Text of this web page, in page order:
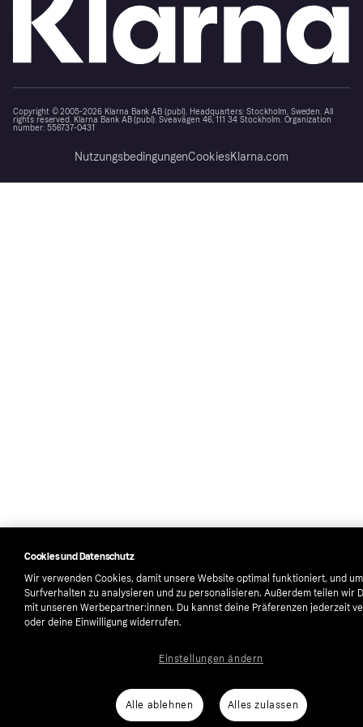
Copyright © 2005-2026 Klarna Bank AB (publ). Headquarters: Stockholm, Sweden. All
rights reserved. Klarna Bank AB (publ). Sveavägen 46, 111 34 Stockholm. Organization
number: 556737-0431
NutzungsbedingungenCookiesKlarna.com
Cookies und Datenschutz
Wir verwenden Cookies, damit unsere Website optimal funktioniert, und
Surfverhalten zu analysieren und zu personalisieren. Außerdem teilen wir
mit unseren Werbepartner:innen. Du kannst deine Präferenzen jederzeit
oder deine Einwilligung widerrufen.
Alle ablehnen Alles zulassen
Einstellungen ändern